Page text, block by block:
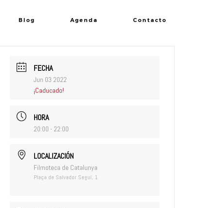
Blog Agenda Contacto
FECHA
Jun 03 2022
¡Caducado!
HORA
20:00 - 22:00
LOCALIZACIÓN
Filmoteca de Catalunya
Plaça de Salvador Seguí, 1